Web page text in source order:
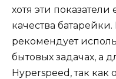
хотя эти
качества
рекомендует
бытовых задачах, а
Hyperspeed, так как